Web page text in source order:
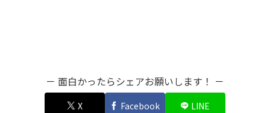
－ 面白かったらシェアお願いします！ －
X Facebook LINE